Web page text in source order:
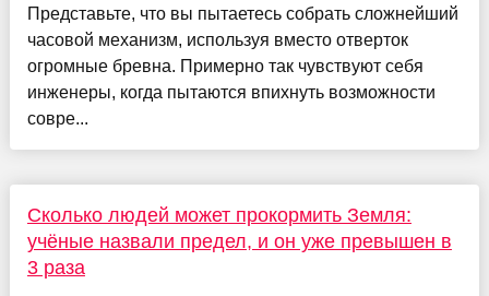
Представьте, что вы пытаетесь собрать сложнейший
часовой механизм, используя вместо отверток
огромные бревна. Примерно так чувствуют себя
инженеры, когда пытаются впихнуть возможности
совре...
Сколько людей может прокормить Земля:
учёные назвали предел, и он уже превышен в
3 раза